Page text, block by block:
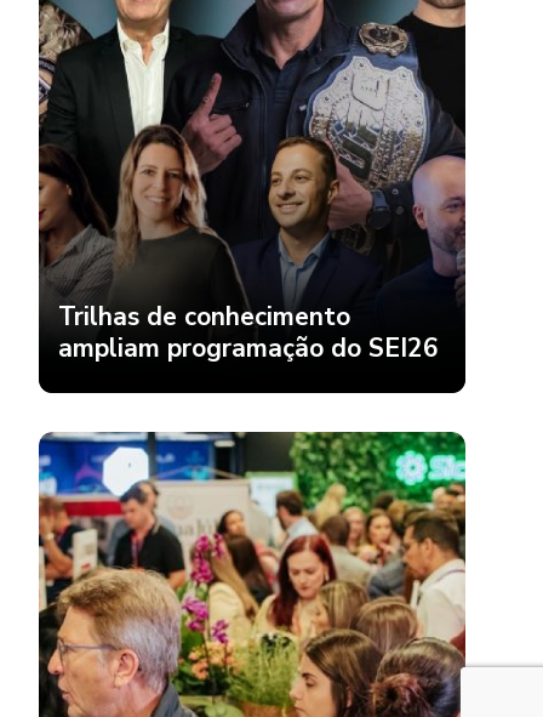
Trilhas de conhecimento
ampliam programação do SEI26